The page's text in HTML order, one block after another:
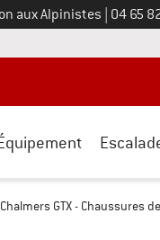
aux Alpinistes 04 65
les informations de
GTX - Chaussures